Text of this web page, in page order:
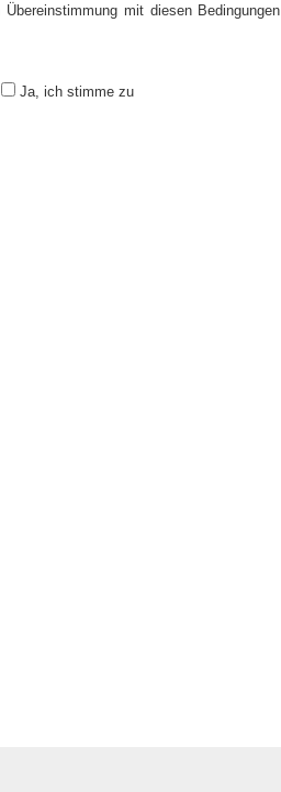
mit diesen Bedingungen
Ja, ich stimme zu